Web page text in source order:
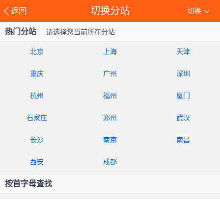
返回 切换
切换分站
热门分站 请选择您当前所在分站
北京 上海 天津
重庆 广州 深圳
杭州 福州 厦门
石家庄 郑州 武汉
长沙 南京 南昌
西安 成都
按首字母查找